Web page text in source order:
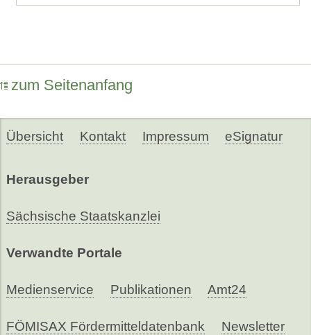
zum Seitenanfang
Übersicht Kontakt Impressum eSignatur
Herausgeber
Sächsische Staatskanzlei
Verwandte Portale
Medienservice Publikationen Amt24
FÖMISAX Fördermitteldatenbank Newsletter